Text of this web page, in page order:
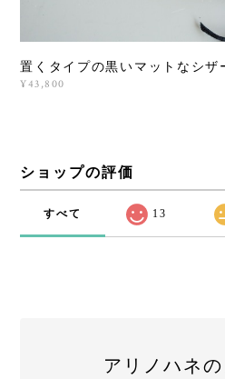
置くタイプの黒いマットなシザ
¥43,800
ショップの評価
すべて 13
アリノハネ